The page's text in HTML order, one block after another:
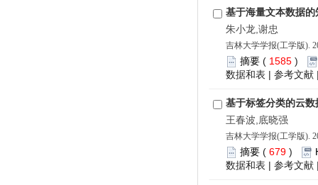
基于海量文本数据
朱小龙,谢忠
吉林大学学报(工学版).
摘要 ( 1585 )
数据和表 | 参考文献
基于标签分类的云
王春波,底晓强
吉林大学学报(工学版).
摘要 ( 679 )
数据和表 | 参考文献